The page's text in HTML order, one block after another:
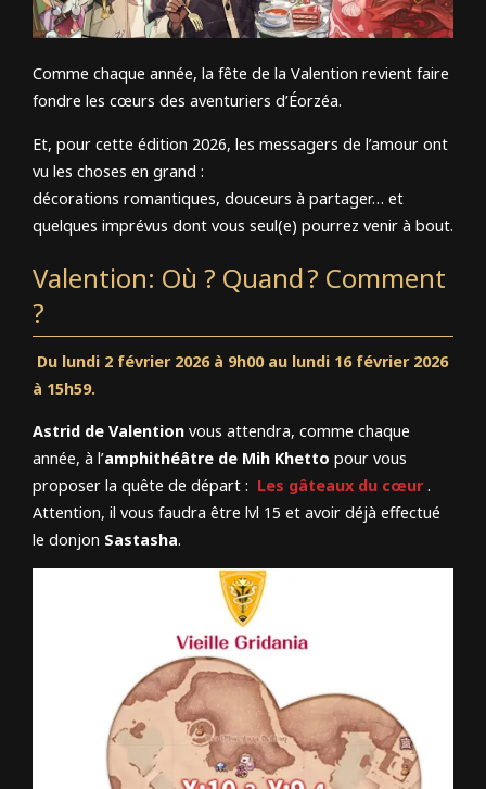
Comme chaque année, la fête de la Valention revient faire
fondre les cœurs des aventuriers d’Éorzéa.
Et, pour cette édition 2026, les messagers de l’amour ont
vu les choses en grand :
décorations romantiques, douceurs à partager… et
quelques imprévus dont vous seul(e) pourrez venir à bout.
Valention: Où ? Quand ? Comment
?
Du lundi 2 février 2026 à 9h00 au lundi 16 février 2026
à 15h59.
Astrid de Valention vous attendra, comme chaque
année, à l’amphithéâtre de Mih Khetto pour vous
proposer la quête de départ : Les gâteaux du cœur .
Attention, il vous faudra être lvl 15 et avoir déjà effectué
le donjon Sastasha.